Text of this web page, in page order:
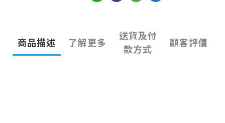
商品描述 了解更多
送貨及付
款方式
顧客評價